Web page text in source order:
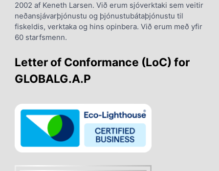
2002 af Keneth Larsen. Við erum sjóverktaki sem veitir
neðansjávarþjónustu og þjónustubátaþjónustu til
fiskeldis, verktaka og hins opinbera. Við erum með yfir
60 starfsmenn.
Letter of Conformance (LoC) for
GLOBALG.A.P